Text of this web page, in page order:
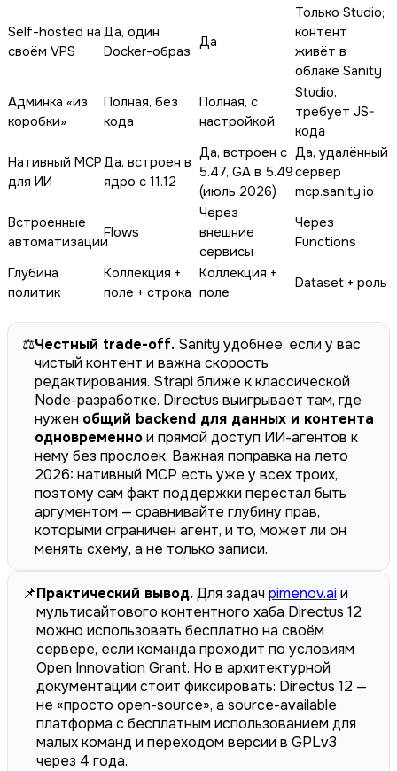
Self-hosted на
своём VPS
Да, один
Docker-образ
Да
Только Studio;
контент
живёт в
облаке Sanity
Админка «из
коробки»
Полная, без
кода
Полная, с
настройкой
Studio,
требует JS-
кода
Нативный MCP
для ИИ
Да, встроен в
ядро с 11.12
Да, встроен с
5.47, GA в 5.49
(июль 2026)
Да, удалённый
сервер
mcp.sanity.io
Встроенные
автоматизации
Flows
Через
внешние
сервисы
Через
Functions
Глубина
политик
Коллекция +
поле + строка
Коллекция +
поле
Dataset + роль
⚖️Честный trade-off. Sanity удобнее, если у вас
чистый контент и важна скорость
редактирования. Strapi ближе к классической
Node-разработке. Directus выигрывает там, где
нужен общий backend для данных и контента
одновременнои прямой доступ ИИ-агентов к
нему без прослоек. Важная поправка на лето
2026: нативный MCP есть уже у всех троих,
поэтому сам факт поддержки перестал быть
аргументом — сравнивайте глубину прав,
которыми ограничен агент, и то, может ли он
менять схему, а не только записи.
📌Практический вывод.Для задач pimenov.aiи
мультисайтового контентного хаба Directus 12
можно использовать бесплатно на своём
сервере, если команда проходит по условиям
Open Innovation Grant. Но в архитектурной
документации стоит фиксировать: Directus 12 —
не «просто open-source», а source-available
платформа с бесплатным использованием для
малых команд и переходом версии в GPLv3
через 4 года.